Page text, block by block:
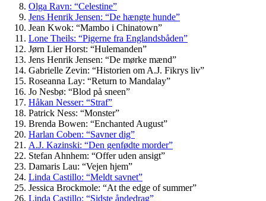
Olga Ravn: “Celestine”
Jens Henrik Jensen: “De hængte hunde”
Jean Kwok: “Mambo i Chinatown”
Lone Theils: “Pigerne fra Englandsbåden”
Jørn Lier Horst: “Hulemanden”
Jens Henrik Jensen: “De mørke mænd”
Gabrielle Zevin: “Historien om A.J. Fikrys liv”
Roseanna Lay: “Return to Mandalay”
Jo Nesbø: “Blod på sneen”
Håkan Nesser: “Straf”
Patrick Ness: “Monster”
Brenda Bowen: “Enchanted August”
Harlan Coben: “Savner dig”
A.J. Kazinski: “Den genfødte morder”
Stefan Ahnhem: “Offer uden ansigt”
Damaris Lau: “Vejen hjem”
Linda Castillo: “Meldt savnet”
Jessica Brockmole: “At the edge of summer”
Linda Castillo: “Sidste åndedrag”